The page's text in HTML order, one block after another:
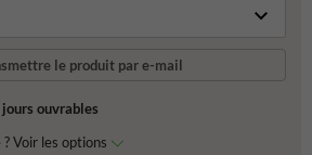
le produit par e-mail
ouvrables
Voir les options